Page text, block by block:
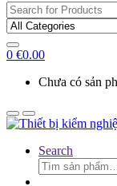
Search
for:
0 €0.00
Chưa có sản
Search
Tìm
kiếm: